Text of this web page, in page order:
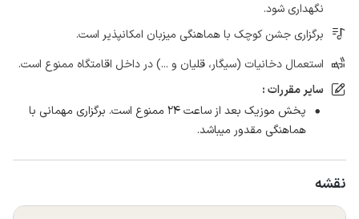
نگهداری شود.
برگزاری جشن کوچک با هماهنگی میزبان امکانپذیر است.
استعمال دخانیات (سیگار، قلیان و ...) در داخل اقامتگاه ممنوع است.
سایر مقررات :
پخش موزیک بعد از ساعت ۲۴ ممنوع است. برگزاری مهمانی با
هماهنگی مقدور میباشد.
نقشه